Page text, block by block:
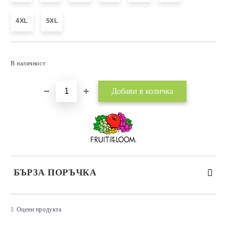
4XL 5XL
В наличност
БЪРЗА ПОРЪЧКА
Оцени продукта